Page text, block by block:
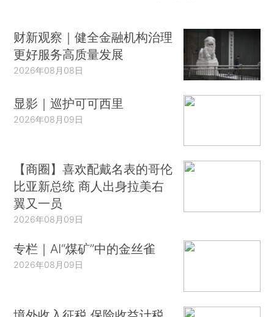
财新观察｜健全金融机构治理
更好服务高质量发展
2026年08月08日
显影｜巡护可可西里
2026年08月09日
【商圈】喜欢配戴名表的哥伦
比亚新总统 商人出身拉美右
翼又一员
2026年08月09日
专栏｜AI“煤矿”中的金丝雀
2026年08月09日